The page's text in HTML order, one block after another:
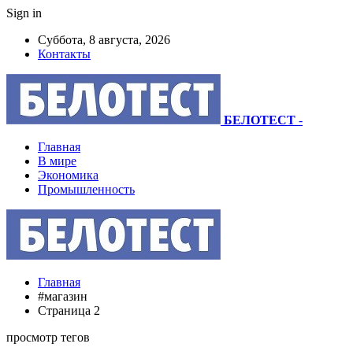
Sign in
Суббота, 8 августа, 2026
Контакты
БЕЛОТЕСТ -
Главная
В мире
Экономика
Промышленность
Главная
#магазин
Страница 2
просмотр тегов